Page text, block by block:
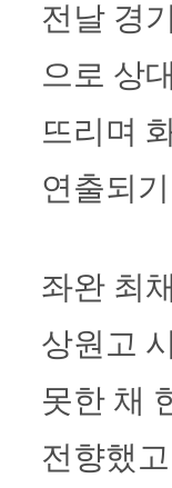
전날 경
으로 상
뜨리며
연출되
좌완 최
상원고
못한 채
전향했